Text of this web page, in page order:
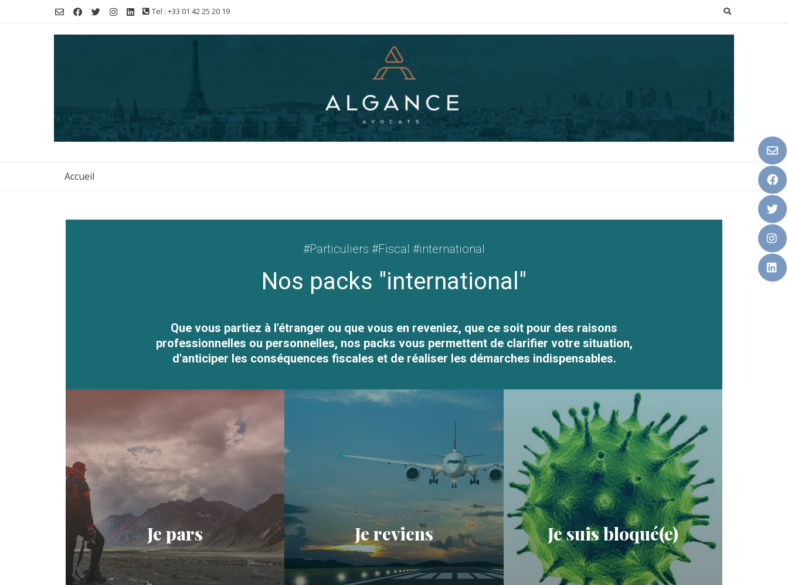
Tel : +33 01 42 25 20 19
Accueil
#Particuliers #Fiscal #international
Nos packs "international"
Que vous partiez à l'étranger ou que vous en reveniez, que ce soit pour des raisons
professionnelles ou personnelles, nos packs vous permettent de clarifier votre situation,
d'anticiper les conséquences fiscales et de réaliser les démarches indispensables.
Je pars Je reviens Je suis bloqué(e)